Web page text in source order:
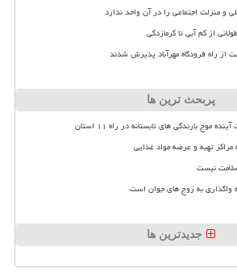
و منزلت اجتماعی را در آن واحد ندارد
از کم آبی تا گرمازدگی
پربحث ترین ها
تهیه و عرضه مواد غذایی
نیست
جدیدترین ها